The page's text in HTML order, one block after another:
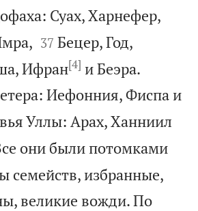
Суах, Харнефер,


37 Бецер, Год,
Ифран[4] и Беэра.
Иефонния, Фиспа и
Уллы: Арах, Ханниил
они были потомками
семейств, избранные,
великие вожди. По